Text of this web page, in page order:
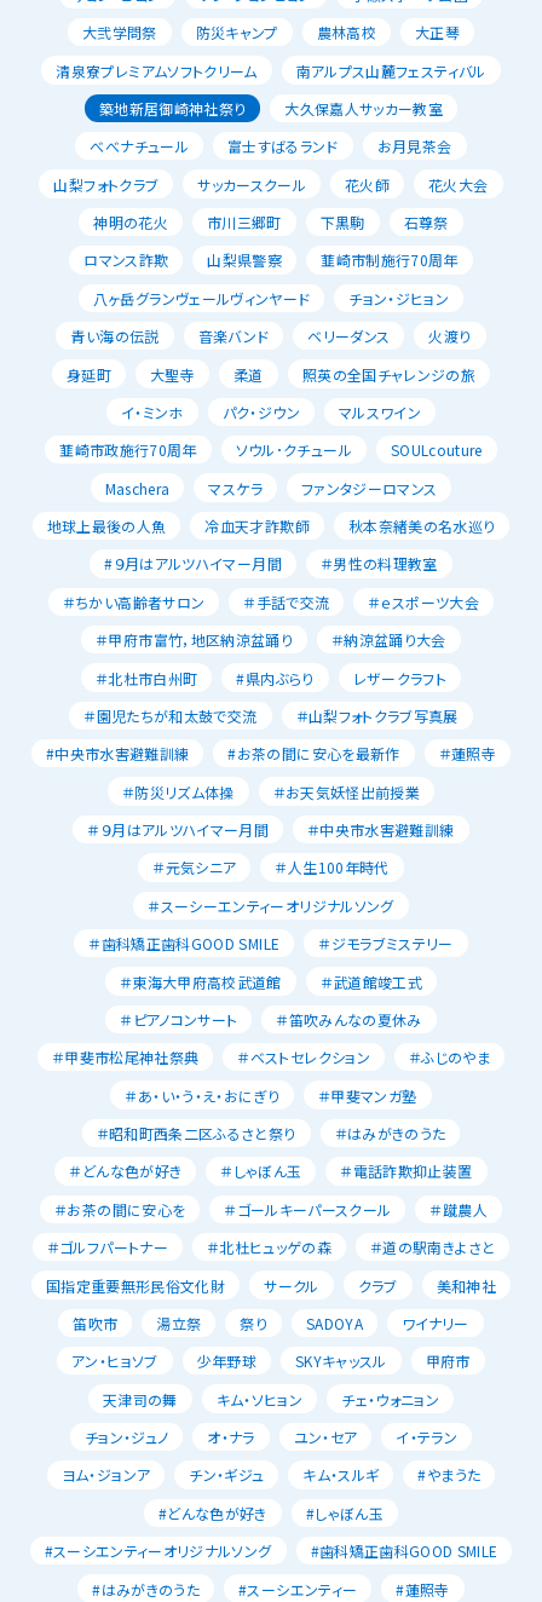
大弐学問祭
防災キャンプ 農林高校
大正琴
清泉寮プレミアムソフトクリーム
南アルプス山麓フェスティバル
築地新居御崎神社祭り
大久保嘉人サッカー教室
べべナチュール
富士すばるランド
お月見茶会
山梨フォトクラブ
サッカースクール 花火師
花火大会
神明の花火
市川三郷町 下黒駒
石尊祭
ロマンス詐欺
山梨県警察
韮崎市制施行70周年
八ヶ岳グランヴェールヴィンヤード
チョン・ジヒョン
青い海の伝説
音楽バンド ベリーダンス
火渡り
身延町
大聖寺 柔道
照英の全国チャレンジの旅
イ・ミンホ
パク・ジウン
マルスワイン
韮崎市政施行70周年
ソウル･クチュール
SOULcouture
Maschera
マスケラ
ファンタジーロマンス
地球上最後の人魚
冷血天才詐欺師
秋本奈緒美の名水巡り
#９月はアルツハイマー月間
＃男性の料理教室
＃ちかい高齢者サロン
＃手話で交流
＃ｅスポーツ大会
＃甲府市富竹，地区納涼盆踊り
＃納涼盆踊り大会
＃北杜市白州町
#県内ぶらり
レザークラフト
＃園児たちが和太鼓で交流
＃山梨フォトクラブ写真展
#中央市水害避難訓練
#お茶の間に安心を最新作
＃蓮照寺
＃防災リズム体操
＃お天気妖怪出前授業
＃９月はアルツハイマー月間
＃中央市水害避難訓練
＃元気シニア
＃人生100年時代
＃スーシーエンティーオリジナルソング
＃歯科矯正歯科GOOD SMILE
＃ジモラブミステリー
＃東海大甲府高校武道館
＃武道館竣工式
＃ピアノコンサート
＃笛吹みんなの夏休み
＃甲斐市松尾神社祭典
＃ベストセレクション
＃ふじのやま
＃あ・い・う・え・おにぎり
＃甲斐マンガ塾
＃昭和町西条二区ふるさと祭り
＃はみがきのうた
＃どんな色が好き
＃しゃぼん玉
＃電話詐欺抑止装置
＃お茶の間に安心を
＃ゴールキーパースクール
＃蹴農人
＃ゴルフパートナー
＃北杜ヒュッゲの森
＃道の駅南きよさと
国指定重要無形民俗文化財
サークル クラブ
美和神社
笛吹市
湯立祭 祭り SADOYA
ワイナリー
アン・ヒョソブ
少年野球 SKYキャッスル
甲府市
天津司の舞
キム・ソヒョン
チェ・ウォニョン
チョン・ジュノ
オ・ナラ ユン・セア
イ・テラン
ヨム・ジョンア
チン・ギジュ キム・スルギ
#やまうた
#どんな色が好き
#しゃぼん玉
#スーシエンティーオリジナルソング
#歯科矯正歯科GOOD SMILE
#はみがきのうた
#スーシエンティー
#蓮照寺